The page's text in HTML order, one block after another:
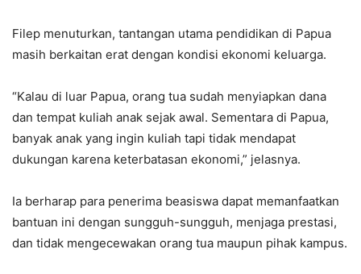
Filep menuturkan, tantangan utama pendidikan di Papua
masih berkaitan erat dengan kondisi ekonomi keluarga.
“Kalau di luar Papua, orang tua sudah menyiapkan dana
dan tempat kuliah anak sejak awal. Sementara di Papua,
banyak anak yang ingin kuliah tapi tidak mendapat
dukungan karena keterbatasan ekonomi,” jelasnya.
Ia berharap para penerima beasiswa dapat memanfaatkan
bantuan ini dengan sungguh-sungguh, menjaga prestasi,
dan tidak mengecewakan orang tua maupun pihak kampus.